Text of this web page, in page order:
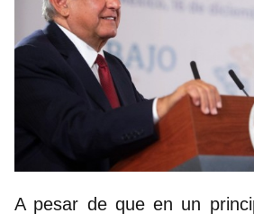
A pesar de que en un